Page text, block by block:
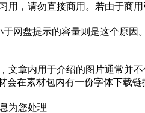
，请勿直接商用。若由于商
网盘提示的容量则是这个原
章内用于介绍的图片通常并
在素材包内有一份字体下载链
为您处理